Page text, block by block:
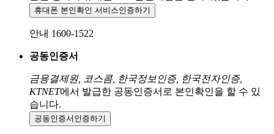
휴대폰 본인확인 서비스인증하기
안내 1600-1522
공동인증서
금융결제원, 코스콤, 한국정보인증, 한국전자인증,
KTNET에서 발급한 공동인증서로 본인확인을 할 수 있
습니다.
공동인증서 인증하기